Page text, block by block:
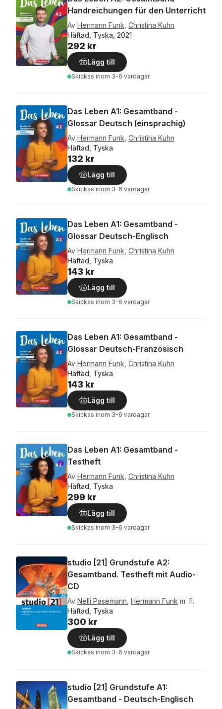
Handreichungen für den Unterricht
Av Hermann Funk Christina Kuhn
Häftad, Tyska, 2021
292 kr
Lägg till
Skickas inom 3-6 vardagar
Das Leben A1: Gesamtband -
Glossar Deutsch (einsprachig)
Av Hermann Funk Christina Kuhn
Häftad, Tyska
132 kr
Lägg till
Skickas inom 3-6 vardagar
Das Leben A1: Gesamtband -
Glossar Deutsch-Englisch
Av Hermann Funk Christina Kuhn
Häftad, Tyska
143 kr
Lägg till
Skickas inom 3-6 vardagar
Das Leben A1: Gesamtband -
Glossar Deutsch-Französisch
Av Hermann Funk Christina Kuhn
Häftad, Tyska
143 kr
Lägg till
Skickas inom 3-6 vardagar
Das Leben A1: Gesamtband -
Testheft
Av Hermann Funk Christina Kuhn
Häftad, Tyska
299 kr
Lägg till
Skickas inom 3-6 vardagar
studio [21] Grundstufe A2:
Gesamtband. Testheft mit Audio-
CD
Av Nelli Pasemann Hermann Funk m. fl.
Häftad, Tyska
300 kr
Lägg till
Skickas inom 3-6 vardagar
studio [21] Grundstufe A1:
Gesamtband - Deutsch-Englisch